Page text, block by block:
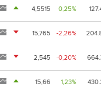
4,5515 0,25%
15,765 -2,26%
2,545 -0,20%
15,66 1,23%